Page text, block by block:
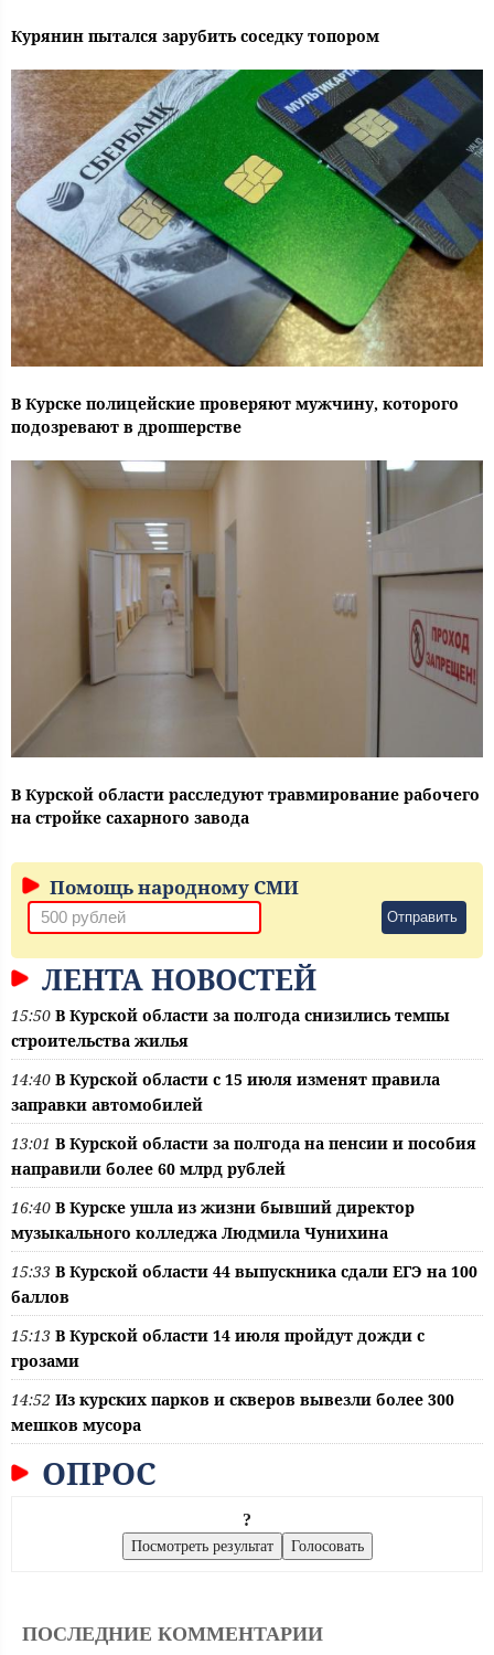
Курянин пытался зарубить соседку топором
В Курске полицейские проверяют мужчину, которого
подозревают в дропперстве
В Курской области расследуют травмирование рабочего
на стройке сахарного завода
Помощь народному СМИ
Отправить
ЛЕНТА НОВОСТЕЙ
15:50 В Курской области за полгода снизились темпы
строительства жилья
14:40 В Курской области с 15 июля изменят правила
заправки автомобилей
13:01 В Курской области за полгода на пенсии и пособия
направили более 60 млрд рублей
16:40 В Курске ушла из жизни бывший директор
музыкального колледжа Людмила Чунихина
15:33 В Курской области 44 выпускника сдали ЕГЭ на 100
баллов
15:13 В Курской области 14 июля пройдут дожди с
грозами
14:52 Из курских парков и скверов вывезли более 300
мешков мусора
ОПРОС
?
ПОСЛЕДНИЕ КОММЕНТАРИИ